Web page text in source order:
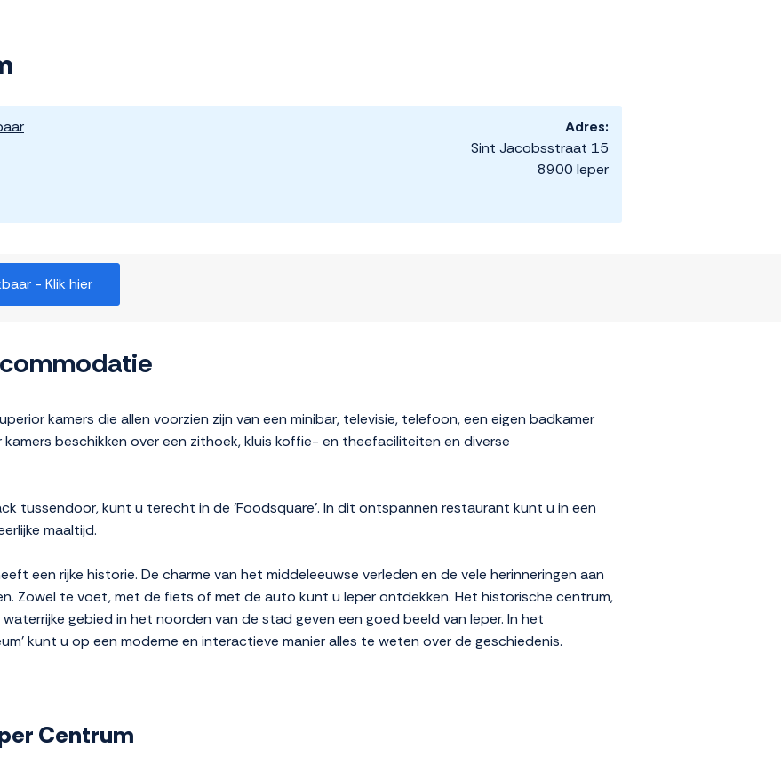
Adres:
Sint Jacobsstraat 15
8900 Ieper
- Klik hier
kamers die allen voorzien zijn van een minibar, televisie, telefoon, een eigen badkamer
beschikken over een zithoek, kluis koffie- en theefaciliteiten en diverse
tussendoor, kunt u terecht in de 'Foodsquare'. In dit ontspannen restaurant kunt u in een
maaltijd.
een rijke historie. De charme van het middeleeuwse verleden en de vele herinneringen aan
Zowel te voet, met de fiets of met de auto kunt u Ieper ontdekken. Het historische centrum,
gebied in het noorden van de stad geven een goed beeld van Ieper. In het
kunt u op een moderne en interactieve manier alles te weten over de geschiedenis.
Centrum